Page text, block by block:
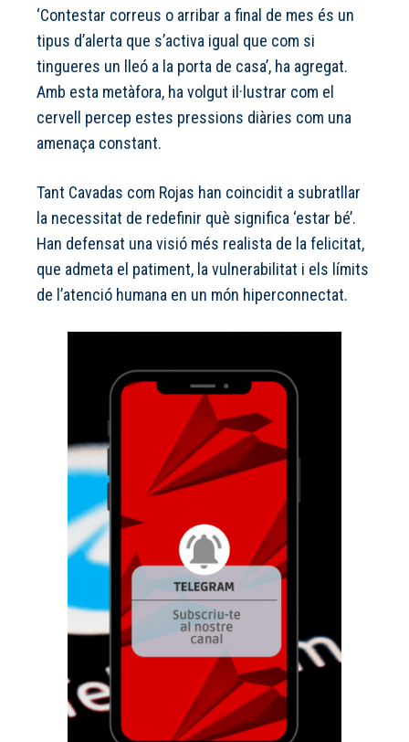
‘Contestar correus o arribar a final de mes és un
tipus d’alerta que s’activa igual que com si
tingueres un lleó a la porta de casa’, ha agregat.
Amb esta metàfora, ha volgut il·lustrar com el
cervell percep estes pressions diàries com una
amenaça constant.
Tant Cavadas com Rojas han coincidit a subratllar
la necessitat de redefinir què significa ‘estar bé’.
Han defensat una visió més realista de la felicitat,
que admeta el patiment, la vulnerabilitat i els límits
de l’atenció humana en un món hiperconnectat.